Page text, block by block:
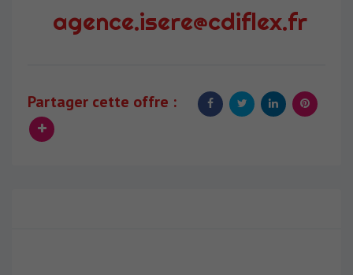
agence.isere@cdiflex.fr
Partager cette offre :